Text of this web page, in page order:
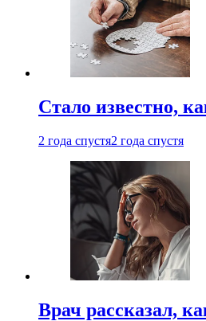
Стало известно,
2 года спустя2 года спустя
Врач рассказал,